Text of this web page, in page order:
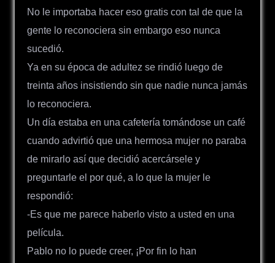
No le importaba hacer eso gratis con tal de que la
gente lo reconociera sin embargo eso nunca
sucedió.
Ya en su época de adultez se rindió luego de
treinta años insistiendo sin que nadie nunca jamás
lo reconociera.
Un día estaba en una cafetería tomándose un café
cuando advirtió que una hermosa mujer no paraba
de mirarlo así que decidió acercársele y
preguntarle el por qué, a lo que la mujer le
respondió:
-Es que me parece haberlo visto a usted en una
película.
Pablo no lo puede creer, ¡Por fin lo han